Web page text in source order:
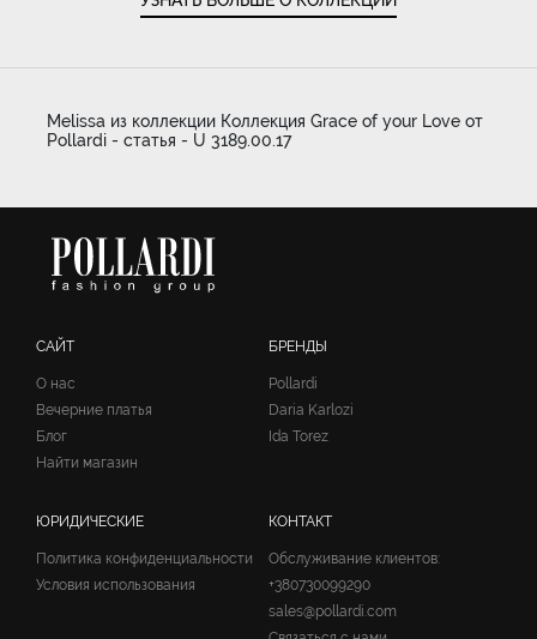
Melissa из коллекции Коллекция Grace of your Love от
Pollardi - статья - U 3189.00.17
САЙТ
О нас
Вечерние платья
Блог
Найти магазин
БРЕНДЫ
Pollardi
Daria Karlozi
Ida Torez
ЮРИДИЧЕСКИЕ
Политика конфиденциальности
Условия использования
КОНТАКТ
Обслуживание клиентов:
+380730099290
sales@pollardi.com